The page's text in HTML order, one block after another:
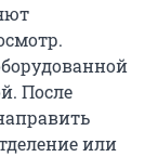
После
или